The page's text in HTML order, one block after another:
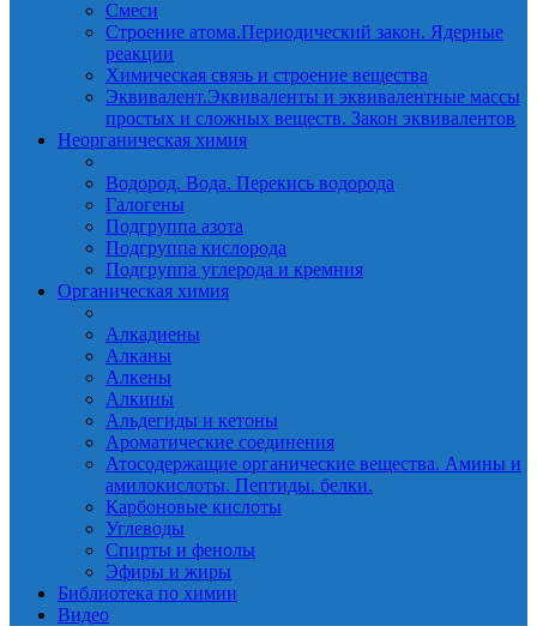
Смеси
Строение атома.Периодический закон. Ядерные
реакции
Химическая связь и строение вещества
Эквивалент.Эквиваленты и эквивалентные массы
простых и сложных веществ. Закон эквивалентов
Неорганическая химия
Водород. Вода. Перекись водорода
Галогены
Подгруппа азота
Подгруппа кислорода
Подгруппа углерода и кремния
Органическая химия
Алкадиены
Алканы
Алкены
Алкины
Альдегиды и кетоны
Ароматические соединения
Атосодержащие органические вещества. Амины и
амилокислоты. Пептиды. белки.
Карбоновые кислоты
Углеводы
Спирты и фенолы
Эфиры и жиры
Библиотека по химии
Видео